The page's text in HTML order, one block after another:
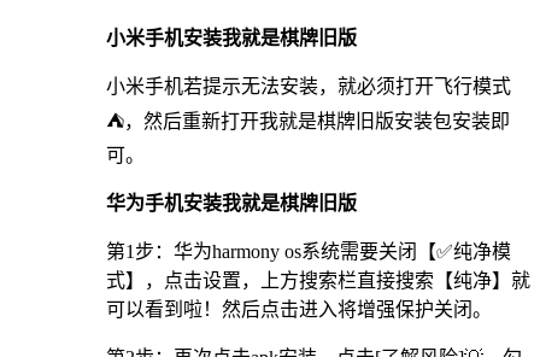
小米手机安装我就是棋牌旧版
小米手机若提示无法安装，就必须打开飞行模式
⛺，然后重新打开我就是棋牌旧版安装包安装即
可。
华为手机安装我就是棋牌旧版
第1步：华为harmony os系统需要关闭【✅纯净模
式】，点击设置，上方搜索栏直接搜索【纯净】就
可以看到啦！然后点击进入将增强保护关闭。